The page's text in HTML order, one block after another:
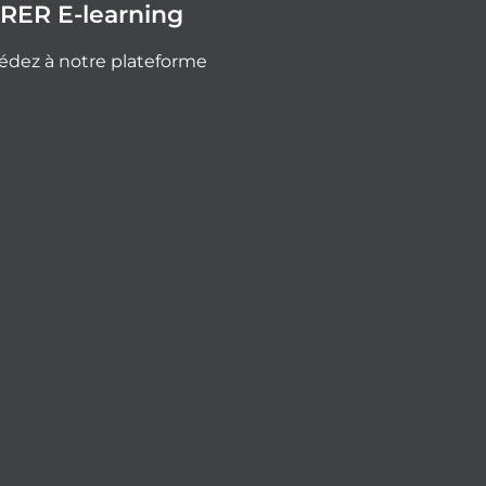
E-learning
à notre plateforme